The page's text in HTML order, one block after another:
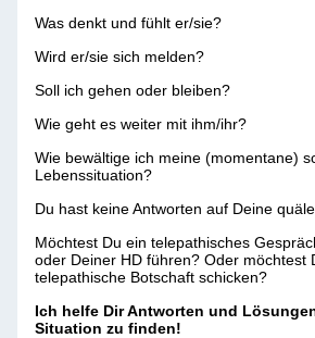
Was denkt und fühlt er/sie?
Wird er/sie sich melden?
Soll ich gehen oder bleiben?
Wie geht es weiter mit ihm/ihr?
Wie bewältige ich meine (momentane)
Lebenssituation?
Du hast keine Antworten auf Deine
Möchtest Du ein telepathisches
oder Deiner HD führen? Oder möchtest
telepathische Botschaft schicken?
Ich helfe Dir Antworten und
Situation zu finden!